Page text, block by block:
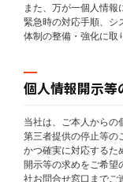
また、万が一個人情報
緊急時の対応手順、シ
体制の整備・強化に取
個人情報開示等
当社は、ご本人からの
第三者提供の停止等の
かつ確実に対応するた
開示等の求めをご希望
社お問合せ窓口までご